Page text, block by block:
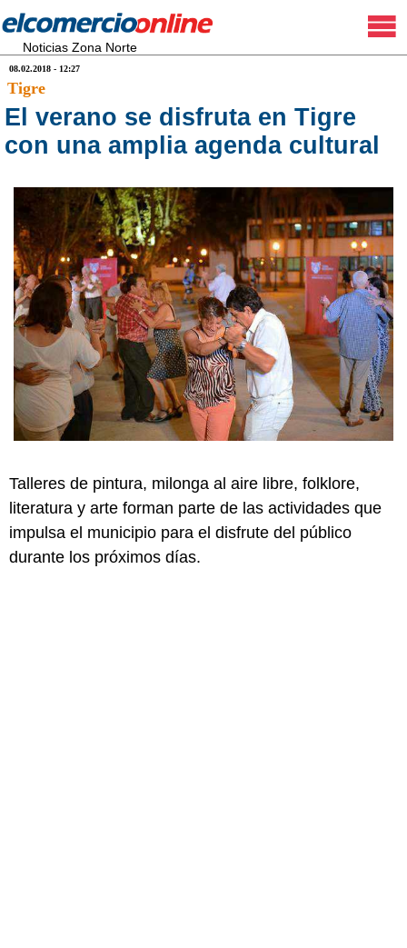
Noticias Zona Norte
08.02.2018 - 12:27
Tigre
El verano se disfruta en Tigre
con una amplia agenda cultural
Talleres de pintura, milonga al aire libre, folklore,
literatura y arte forman parte de las actividades que
impulsa el municipio para el disfrute del público
durante los próximos días.